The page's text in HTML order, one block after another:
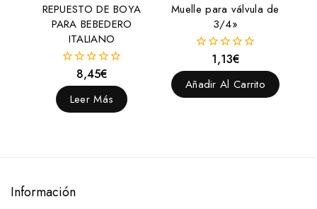
REPUESTO DE BOYA
PARA BEBEDERO
ITALIANO
fuera
de
5
8,45€
Leer Más
Muelle para válvula de
3/4»
fuera
de
1,13€
Añadir Al Carrito
Información